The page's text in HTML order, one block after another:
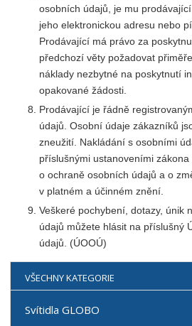
osobních údajů, je mu
jeho elektronickou adresu nebo
Prodávající má právo za
předchozí věty požadovat
náklady nezbytné na poskytnutí
opakované žádosti.
Prodávající je řádně
údajů. Osobní údaje zákazníků
zneužití. Nakládání s osobními
příslušnými ustanoveními zákona
o ochraně osobních údajů a o
v platném a účinném znění.
Veškeré pochybení, dotazy, únik
údajů můžete hlásit na příslušný
údajů. (ÚOOÚ)
VŠECHNY KATEGORIE
Svítidla GLOBO